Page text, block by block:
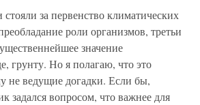
за первенство климатических
роли организмов, третьи
значение
грунту. Но я полагаю, что это
не ведущие догадки. Если бы,
задался вопросом, что важнее для